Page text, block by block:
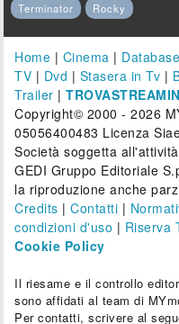
Terminator
Rocky
Home | Cinema | Database
TV | Dvd | Stasera in Tv |
Trailer |
Copyright© 2000 - 2026
05056400483 Licenza
Società soggetta
GEDI Gruppo Editoriale
la riproduzione anche
Credits |Contatti |
condizioni d'uso | Riserva
Cookie Policy
Il riesame e il controllo
sono affidati al team di
Per contatti, scrivere al